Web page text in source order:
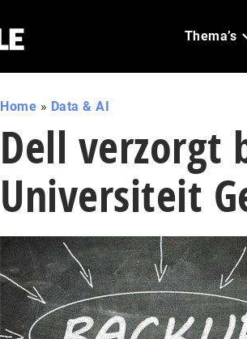
Thema’s
Home » Data & AI
Dell verzorgt
Universiteit